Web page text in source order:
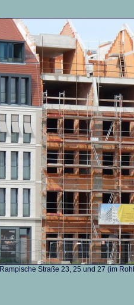
Rampische Straße 23, 25 und 27 (im